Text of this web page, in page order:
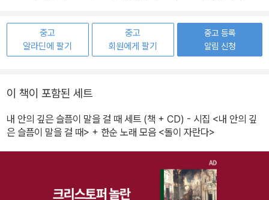
중고
알라딘에 팔기
중고
회원에게 팔기
중고 등록
알림 신청
이 책이 포함된 세트
내 안의 깊은 슬픔이 말을 걸 때 세트 (책 + CD) - 시집 <내 안의 깊
은 슬픔이 말을 걸 때> + 한순 노래 모음 <돌이 자란다>